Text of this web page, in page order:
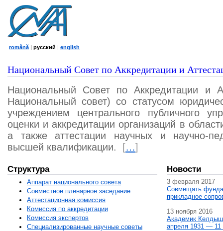
română | русский | english
Национальный Совет по Аккредитации и
Национальный Совет по Аккредитации и
Национальный совет) со статусом
учреждением центрального публичного
оценки и аккредитации организаций в
а также аттестации научных и научно-
высшей квалификации.
[…]
Структура
Аппарат национального совета
Совместное пленарное заседание
Аттестационная комисcия
Комиссия по аккредитации
Комиссия экспертов
Специализированные научные советы
Новости
3 февраля 2017
Совмещать
прикладное
13 ноября 2016
Академик
апреля 1931 — 11